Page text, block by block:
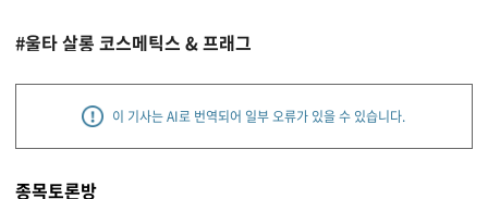
#울타 살롱 코스메틱스 & 프래그
이 기사는 AI로 번역되어 일부 오류가 있을 수 있습니다.
종목토론방